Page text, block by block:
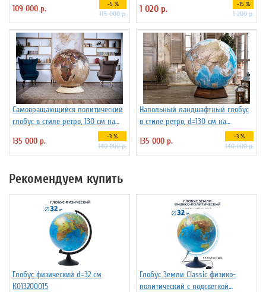
109 000 р.
-5 %
115 000 р. 1 020 р. -15 %
1 200 р.
Самовращающийся политический
глобус в стиле ретро, 130 см на
135 000 р. -3 %
140 000 р.
Напольный ландшафтный глобус
в стиле ретро, d=130 см на
135 000 р. -3 %
140 000 р.
Рекомендуем купить
Глобус физический d=32 см
К013200015
Глобус Земли Classic физико-
политический с подсветкой